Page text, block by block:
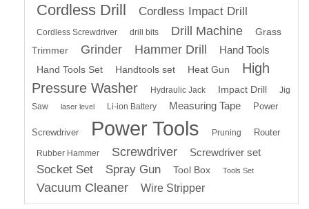
Cordless Drill Cordless Impact Drill
Cordless Screwdriver drill bits Drill Machine
Grass
Trimmer
Grinder Hammer Drill Hand Tools
Hand Tools Set Handtools set Heat Gun
High
Pressure Washer
Hydraulic Jack Impact Drill
Jig
Saw
laser level Li-ion Battery Measuring Tape Power
Screwdriver Power Tools Pruning Router
Rubber Hammer Screwdriver Screwdriver set
Socket Set Spray Gun Tool Box Tools Set
Vacuum Cleaner Wire Stripper